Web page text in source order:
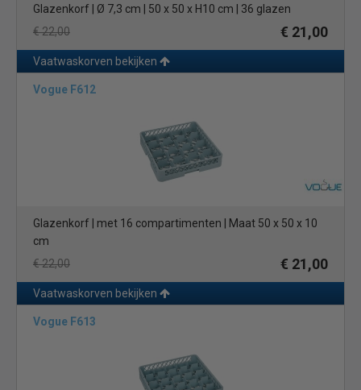
Glazenkorf | Ø 7,3 cm | 50 x 50 x H10 cm | 36 glazen
€ 22,00
€ 21,00
Vaatwaskorven bekijken
Vogue F612
Glazenkorf | met 16 compartimenten | Maat 50 x 50 x 10
cm
€ 22,00
€ 21,00
Vaatwaskorven bekijken
Vogue F613